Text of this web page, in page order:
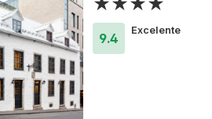
9.4
Excelente